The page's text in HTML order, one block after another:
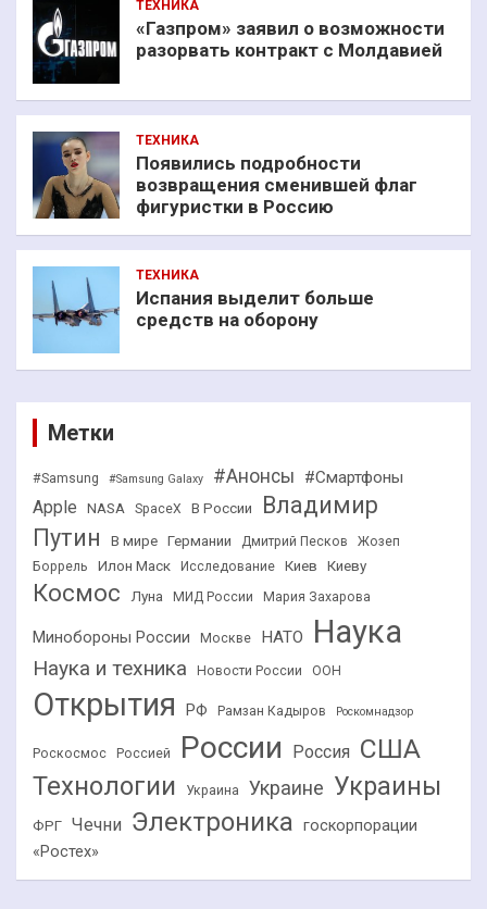
ТЕХНИКА
«Газпром» заявил о возможности
разорвать контракт с Молдавией
ТЕХНИКА
Появились подробности
возвращения сменившей флаг
фигуристки в Россию
ТЕХНИКА
Испания выделит больше
средств на оборону
Метки
#Samsung #Samsung Galaxy #Анонсы #Смартфоны
Apple NASA SpaceX В России
Владимир
Путин
В мире Германии Дмитрий Песков
Жозеп
Боррель
Илон Маск Исследование Киев Киеву
Космос Луна МИД России Мария Захарова
Минобороны России Москве НАТО Наука
Наука и техника Новости России ООН
Открытия РФ Рамзан Кадыров Роскомнадзор
Роскосмос Россией России Россия США
Технологии Украина Украине Украины
ФРГ Чечни Электроника госкорпорации
«Ростех»